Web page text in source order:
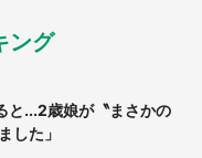
ング
と...2歳娘が〝まさかの
した」